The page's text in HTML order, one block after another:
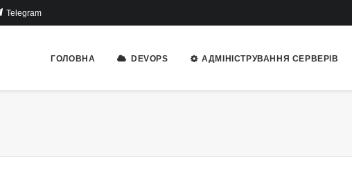
Telegram
ГОЛОВНА DEVOPS АДМІНІСТРУВАННЯ СЕРВЕРІВ